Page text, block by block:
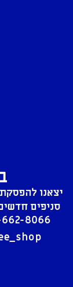
יצאנו
סניפים
8066